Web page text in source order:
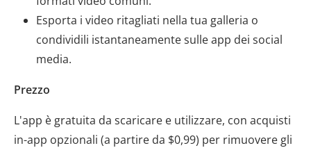
Esporta i video ritagliati nella tua galleria o
condividili istantaneamente sulle app dei social
media.
Prezzo
L'app è gratuita da scaricare e utilizzare, con acquisti
in-app opzionali (a partire da $0,99) per rimuovere gli